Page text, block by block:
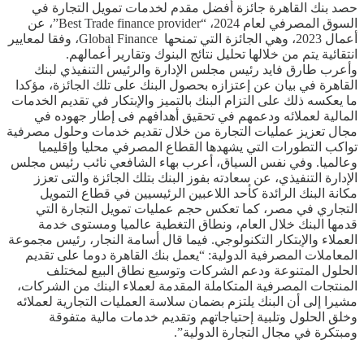
حصد بنك القاهرة جائزة أفضل مقدم لخدمات تمويل التجارة في
السوق المصرفي لعام 2024، “Best Trade finance provider”، عن
أعمال 2023، وهي الجائزة التي تمنحها Global Finance، وفقا لمعايير
انتقائية يتم من خلالها تحليل نتائج البنوك وتقارير أعمالهم.
وأعرب طارق فايد رئيس مجلس الإدارة والرئيس التنفيذي لبنك
القاهرة في بيان عن إعتزازه بحصول البنك على تلك الجائزة، مؤكدا
ما يعكسه ذلك على التزام البنك بالتميز والإبتكار في تقديم الخدمات
المالية لعملائه ودعمهم في تحقيق أهدافهم فى إطار جهوده في
مجال تعزيز عمليات التجارة من خلال تقديم خدمات وحلول مصرفية
تواكب التطورات التي يشهدها القطاع المصرفي محليا وإقليميا
وعالميا. وفي نفس السياق، أعرب بهاء الشافعي نائب رئيس مجلس
الإدارة التنفيذي، عن سعادته بفوز البنك بتلك الجائزة والتى تعزز
مكانة البنك الرائدة كأحد اللاعبين الرئيسيين في قطاع التمويل
التجاري في مصر، كما تعكس حجم عمليات تمويل التجارة التي
قدمها البنك خلال العام، ونطاق التغطية عالميا ومستوى خدمة
العملاء والإبتكار التكنولوجي. فيما قال أسامة النجار، رئيس مجموعة
المعاملات المصرفية الدولية: “يعمل بنك القاهرة دوما على تقديم
الحلول المتنوعة ودعم الشركات وتوسيع نطاق البيع لمختلف
المنتجات المصرفية المتكاملة المقدمة لعملاء البنك من الشركات،
مشيرا إلى أن البنك يلتزم بضمان سلاسة العمليات التجارية لعملائه
وخلق الحلول وتلبية إحتياجاتهم وتقديم خدمات مالية متفوقة
ومبتكرة في مجال التجارة الدولية”.